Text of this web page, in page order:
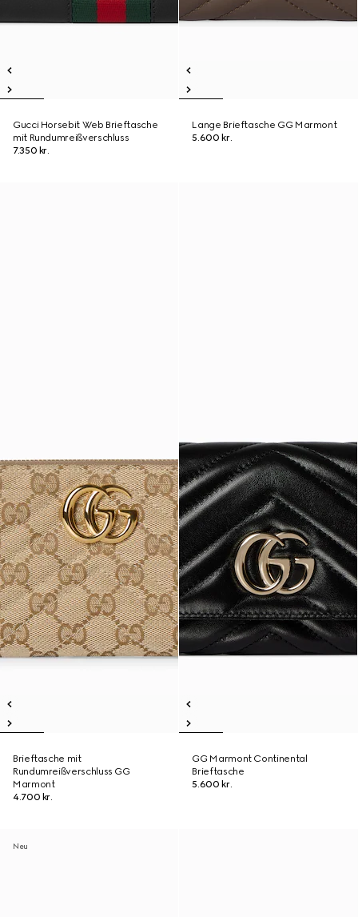
Gucci Horsebit Web Brieftasche
mit Rundumreißverschluss
7.350 kr.
Lange Brieftasche GG Marmont
5.600 kr.
Brieftasche mit
Rundumreißverschluss GG
Marmont
4.700 kr.
GG Marmont Continental
Brieftasche
5.600 kr.
Neu